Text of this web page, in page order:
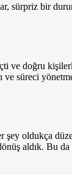
sürpriz bir
ve doğru
ve süreci
şey oldukça
aldık. Bu da